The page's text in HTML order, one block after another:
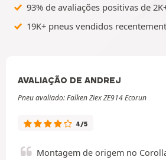
93% de avaliações positivas de
19K+ pneus vendidos
AVALIAÇÃO DE ANDREJ
Pneu avaliado: Falken Ziex ZE914 Ecorun
4/5
Montagem de origem no